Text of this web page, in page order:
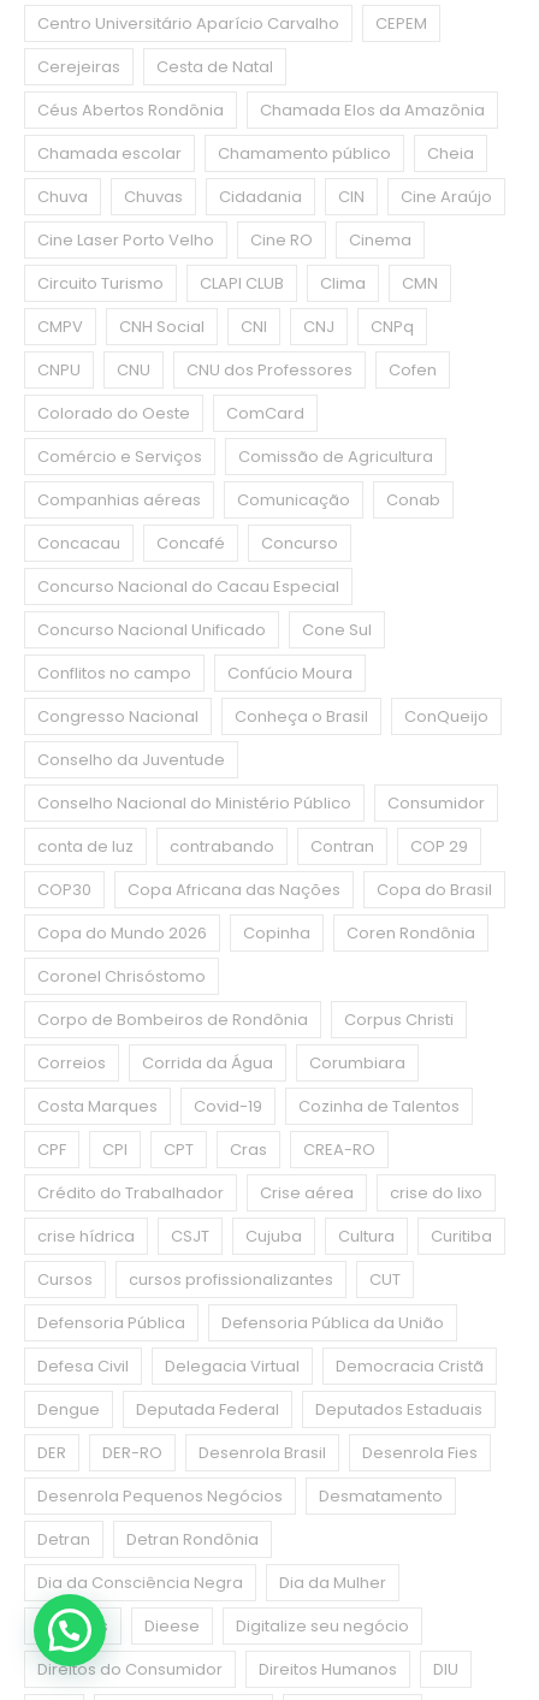
Centro Universitário Aparício Carvalho
CEPEM
Cerejeiras
Cesta de Natal
Céus Abertos Rondônia
Chamada Elos da Amazônia
Chamada escolar
Chamamento público
Cheia
Chuva
Chuvas Cidadania CIN
Cine Araújo
Cine Laser Porto Velho
Cine RO
Cinema
Circuito Turismo
CLAPI CLUB Clima
CMN
CMPV
CNH Social CNI CNJ
CNPq
CNPU
CNU CNU dos Professores
Cofen
Colorado do Oeste
ComCard
Comércio e Serviços
Comissão de Agricultura
Companhias aéreas
Comunicação
Conab
Concacau
Concafé
Concurso
Concurso Nacional do Cacau Especial
Concurso Nacional Unificado
Cone Sul
Conflitos no campo
Confúcio Moura
Congresso Nacional
Conheça o Brasil
ConQueijo
Conselho da Juventude
Conselho Nacional do Ministério Público
Consumidor
conta de luz
contrabando Contran
COP 29
COP30
Copa Africana das Nações
Copa do Brasil
Copa do Mundo 2026
Copinha
Coren Rondônia
Coronel Chrisóstomo
Corpo de Bombeiros de Rondônia
Corpus Christi
Correios
Corrida da Água
Corumbiara
Costa Marques
Covid-19
Cozinha de Talentos
CPF
CPI CPT Cras
CREA-RO
Crédito do Trabalhador
Crise aérea
crise do lixo
crise hídrica
CSJT Cujuba Cultura
Curitiba
Cursos
cursos profissionalizantes
CUT
Defensoria Pública
Defensoria Pública da União
Defesa Civil
Delegacia Virtual
Democracia Cristã
Dengue
Deputada Federal
Deputados Estaduais
DER
DER-RO Desenrola Brasil
Desenrola Fies
Desenrola Pequenos Negócios
Desmatamento
Detran
Detran Rondônia
Dia da Consciência Negra
Dia da Mulher
Diabetes
Dieese
Digitalize seu negócio
Direitos do Consumidor
Direitos Humanos DIU